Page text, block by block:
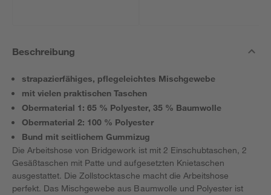
Beschreibung
strapazierfähiges, pflegeleichtes Mischgewebe
mit vielen praktischen Taschen
Obermaterial 1: 65 % Polyester, 35 % Baumwolle
Obermaterial 2: 100 % Polyester
Bund mit seitlichem Gummizug
Die Arbeitshose von Bridgework ist mit 2 Einschubtaschen, 2
Gesäßtaschen mit Patte und aufgesetzten Knietaschen
ausgestattet. Die Zollstocktasche macht die Arbeitshose
perfekt. Das Mischgewebe aus Baumwolle und Polyester ist